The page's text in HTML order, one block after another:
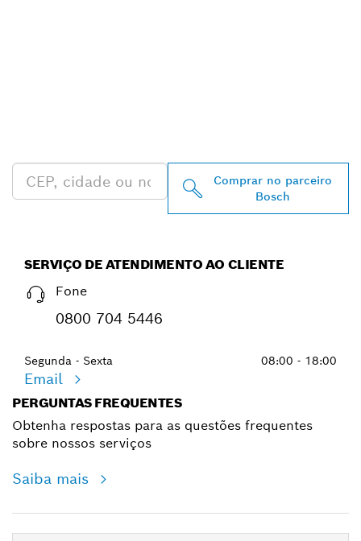
Comprar no parceiro
Bosch
SERVIÇO DE ATENDIMENTO AO CLIENTE
Fone
0800 704 5446
Segunda - Sexta 08:00 - 18:00
Email
PERGUNTAS FREQUENTES
Obtenha respostas para as questões frequentes
sobre nossos serviços
Saiba mais